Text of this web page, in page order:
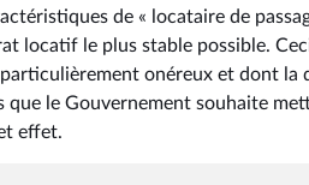
de « locataire de
locatif le plus stable possible.
onéreux et dont
que le Gouvernement souhaite
effet.